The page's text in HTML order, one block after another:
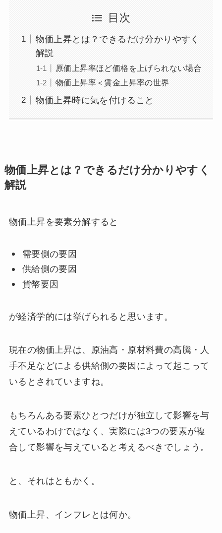
目次
物価上昇とは？できるだけ分かりやすく
解説
原価上昇率ほど価格を上げられない場合
物価上昇率＜賃金上昇率の世界
物価上昇時に気を付けること
物価上昇とは？できるだけ分かりやすく
解説
物価上昇を要素分解すると
需要側の要因
供給側の要因
貨幣要因
が経済学的には挙げられると思います。
現在の物価上昇は、原油高・原材料費の高騰・人
手不足などによる供給側の要因によって起こって
いるとされていますね。
もちろんある要素ひとつだけが独立して影響を与
えているわけではなく、実際には3つの要素が複
合して影響を与えていると考えるべきでしょう。
と、それはともかく。
物価上昇、インフレとは何か。